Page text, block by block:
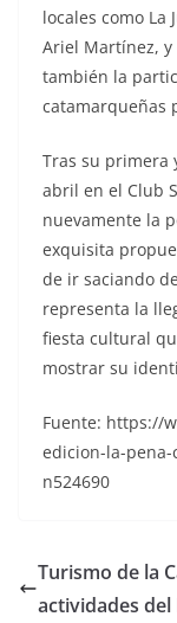
locales como La
Ariel Martínez,
también la
catamarqueñas
Tras su primera
abril en el Club
nuevamente la
exquisita
de ir saciando
representa la
fiesta cultural
mostrar su
Fuente: https://
edicion-la-pena-
n524690
Turismo de la
actividades del